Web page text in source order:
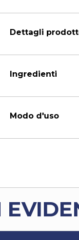
Dettagli
Ingredienti
Modo d'uso